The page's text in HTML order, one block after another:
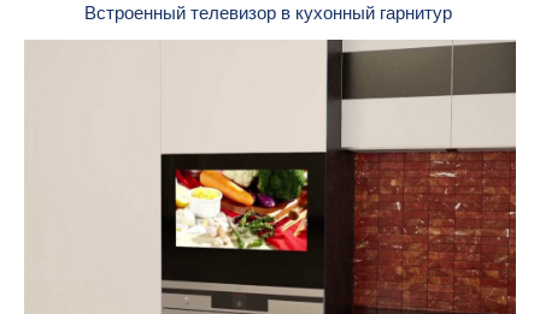
Встроенный телевизор в кухонный гарнитур